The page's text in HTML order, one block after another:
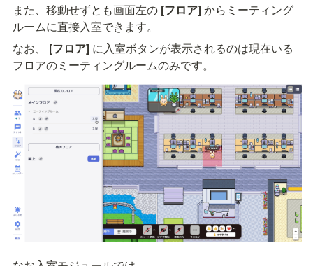
また、移動せずとも画面左の [フロア] からミーティング
ルームに直接入室できます。
なお、 [フロア] に入室ボタンが表示されるのは現在いる
フロアのミーティングルームのみです。